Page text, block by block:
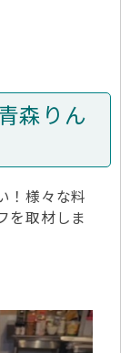
森りん
！様々な料
を取材しま